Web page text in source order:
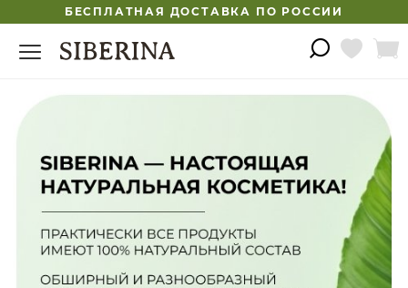
БЕСПЛАТНАЯ ДОСТАВКА ПО РОССИИ